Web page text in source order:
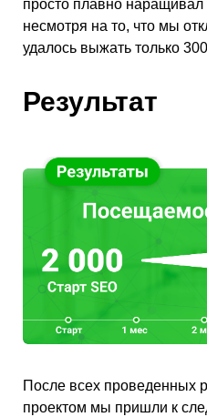
просто плавно
несмотря на то, что мы
удалось выжать только
Результат
После всех проведенных
проектом мы пришли к